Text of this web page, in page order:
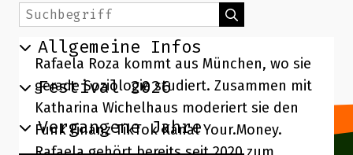
Suchbegriff Suchen
Allgemeine Infos
Festival 2026
Vergangene Jahre
Rafaela Roza kommt aus München, wo sie
gerade Soziologie studiert. Zusammen mit
Katharina Wichelhaus moderiert sie den
Funk Finanz TikTok Kanal Your.Money.